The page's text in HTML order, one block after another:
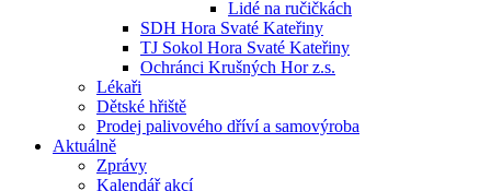
Lidé na ručičkách
SDH Hora Svaté Kateřiny
TJ Sokol Hora Svaté Kateřiny
Ochránci Krušných Hor z.s.
Lékaři
Dětské hřiště
Prodej palivového dříví a samovýroba
Aktuálně
Zprávy
Kalendář akcí